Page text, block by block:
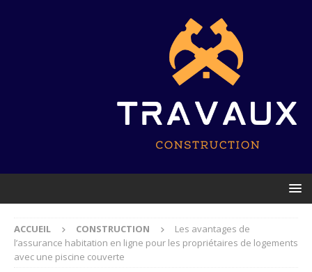
ACCUEIL CONSTRUCTION
Les avantages de
l’assurance habitation en ligne pour les propriétaires de logements
avec une piscine couverte